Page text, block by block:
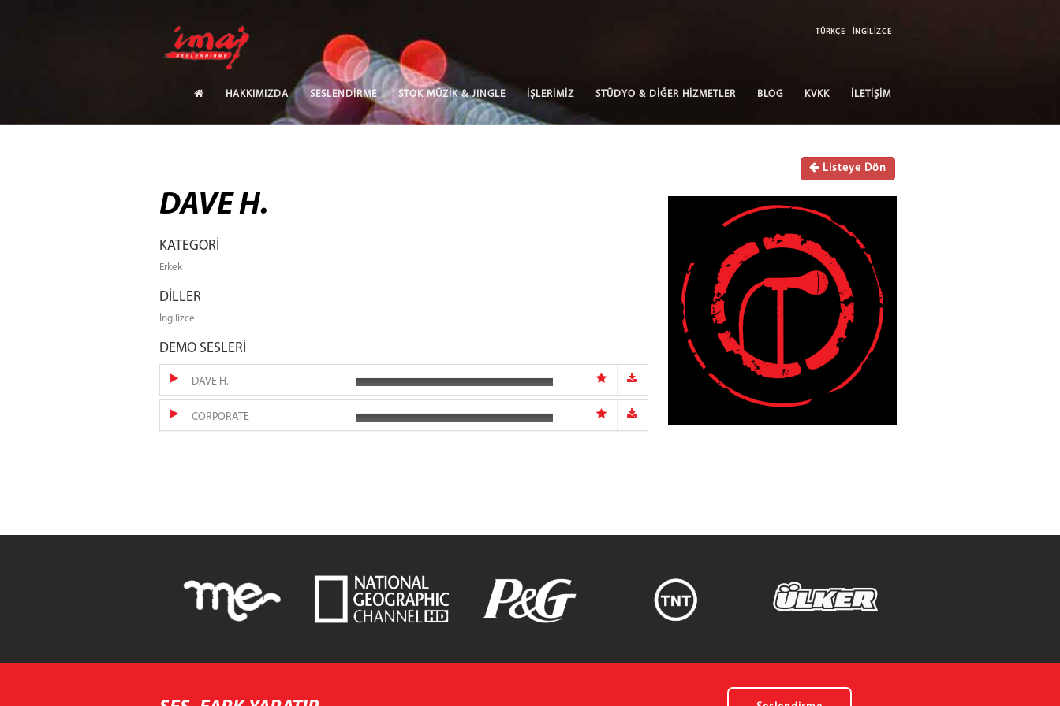
TÜRKÇE İNGİLİZCE
HAKKIMIZDA SESLENDİRME STOK MÜZİK & JINGLE İŞLERİMİZ STÜDYO & DİĞER HİZMETLER BLOG KVKK İLETİŞİM
Listeye Dön
DAVE H.
KATEGORİ
Erkek
DİLLER
İngilizce
DEMO SESLERİ
DAVE H.
CORPORATE